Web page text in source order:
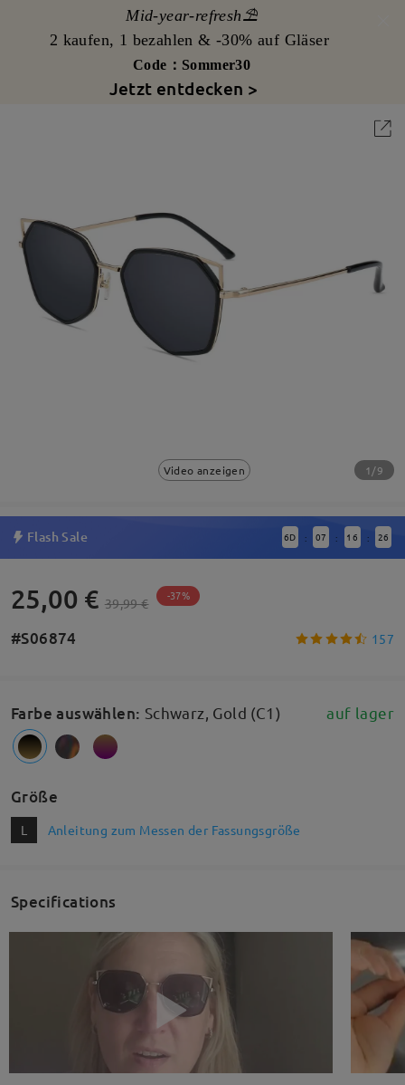
Mid-year-refresh⛱️
2 kaufen, 1 bezahlen & -30% auf Gläser
Code：Sommer30
Jetzt entdecken >
Video anzeigen 1/9
Flash Sale 6D : 07 : 16 : 26
25,00 € 39,99 € -37%
#S06874 157
Farbe auswählen: Schwarz, Gold (C1) auf lager
Größe
L Anleitung zum Messen der Fassungsgröße
Specifications